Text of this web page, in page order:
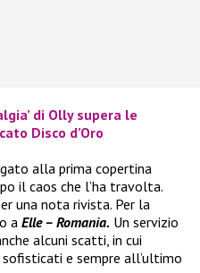
di Olly supera le
Disco d’Oro
alla prima copertina
il caos che l’ha travolta.
una nota rivista. Per la
a Elle – Romania. Un servizio
alcuni scatti, in cui
e sempre all’ultimo